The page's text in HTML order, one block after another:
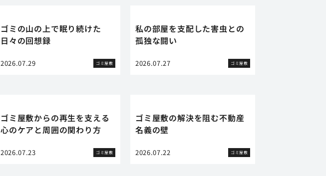
ゴミの山の上で眠り続けた
日々の回想録
2026.07.29 ゴミ屋敷
私の部屋を支配した害虫との
孤独な闘い
2026.07.27 ゴミ屋敷
ゴミ屋敷からの再生を支える
心のケアと周囲の関わり方
2026.07.23 ゴミ屋敷
ゴミ屋敷の解決を阻む不動産
名義の壁
2026.07.22 ゴミ屋敷